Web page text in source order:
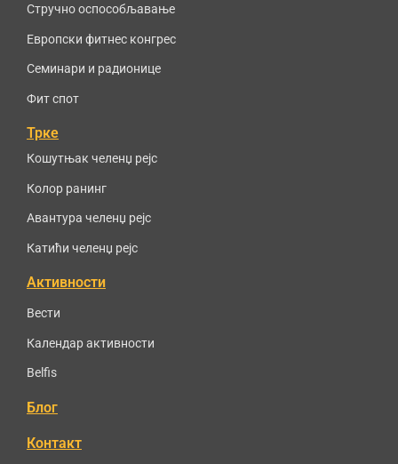
Стручно оспособљавање
Европски фитнес конгрес
Семинари и радионице
Фит спот
Трке
Кошутњак челенџ рејс
Колор ранинг
Авантура челенџ рејс
Катићи челенџ рејс
Активности
Вести
Календар активности
Belfis
Блог
Контакт